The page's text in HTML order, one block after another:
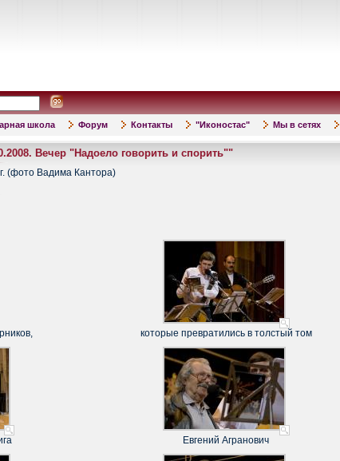
школа Форум Контакты "Иконостас" Мы в сетях
Вечер "Надоело говорить и спорить""
(фото Вадима Кантора)
которые превратились в толстый том
Евгений Агранович